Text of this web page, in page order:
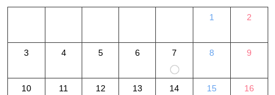
1 2
3 4 5 6 7 8 9
10 11 12 13 14 15 16